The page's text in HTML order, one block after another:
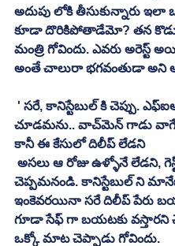
అదుపు లోకి తీసుకున్నారు ఇలా
కూడా దొరికిపోతాడేమో? తన
మంత్రి గోవిందు. ఎవరు అరెస్ట్‌ అయినా సరే తన కొడుకు పేరు లేకపోతే
అంతే చాలురా భగవంతుడా అని
చూడమను.. వాచ్‌మెన్‌ గాడు వాగేశాడు కదా, ఇంతకు ముందరే..
కానీ ఈ కేసులో దిలీప్‌ లేడని
చెప్పమనండి. కానిస్టేబుల్‌ ని మానేజ్‌ చెయ్యమనండి.. చంద్రం గానీ
ఇంకెవరయినా సరే దిలీప్‌ పేరు బయటకు రాకుండా ఉంటేనే వాళ్ళు
గూడా సేఫ్‌ గా బయటకు వస్తారని చెప్పండి' ఆలోచిస్తూ మధ్య మధ్య
ఒక్కో మాట చెప్పాడు గోవిందు.